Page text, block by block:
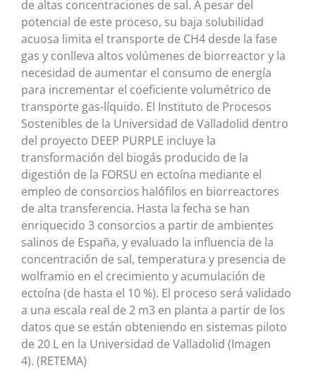
de altas concentraciones de sal. A pesar del
potencial de este proceso, su baja solubilidad
acuosa limita el transporte de CH4 desde la fase
gas y conlleva altos volúmenes de biorreactor y la
necesidad de aumentar el consumo de energía
para incrementar el coeficiente volumétrico de
transporte gas-líquido. El Instituto de Procesos
Sostenibles de la Universidad de Valladolid dentro
del proyecto DEEP PURPLE incluye la
transformación del biogás producido de la
digestión de la FORSU en ectoína mediante el
empleo de consorcios halófilos en biorreactores
de alta transferencia. Hasta la fecha se han
enriquecido 3 consorcios a partir de ambientes
salinos de España, y evaluado la influencia de la
concentración de sal, temperatura y presencia de
wolframio en el crecimiento y acumulación de
ectoína (de hasta el 10 %). El proceso será validado
a una escala real de 2 m3 en planta a partir de los
datos que se están obteniendo en sistemas piloto
de 20 L en la Universidad de Valladolid (Imagen
4). (RETEMA)